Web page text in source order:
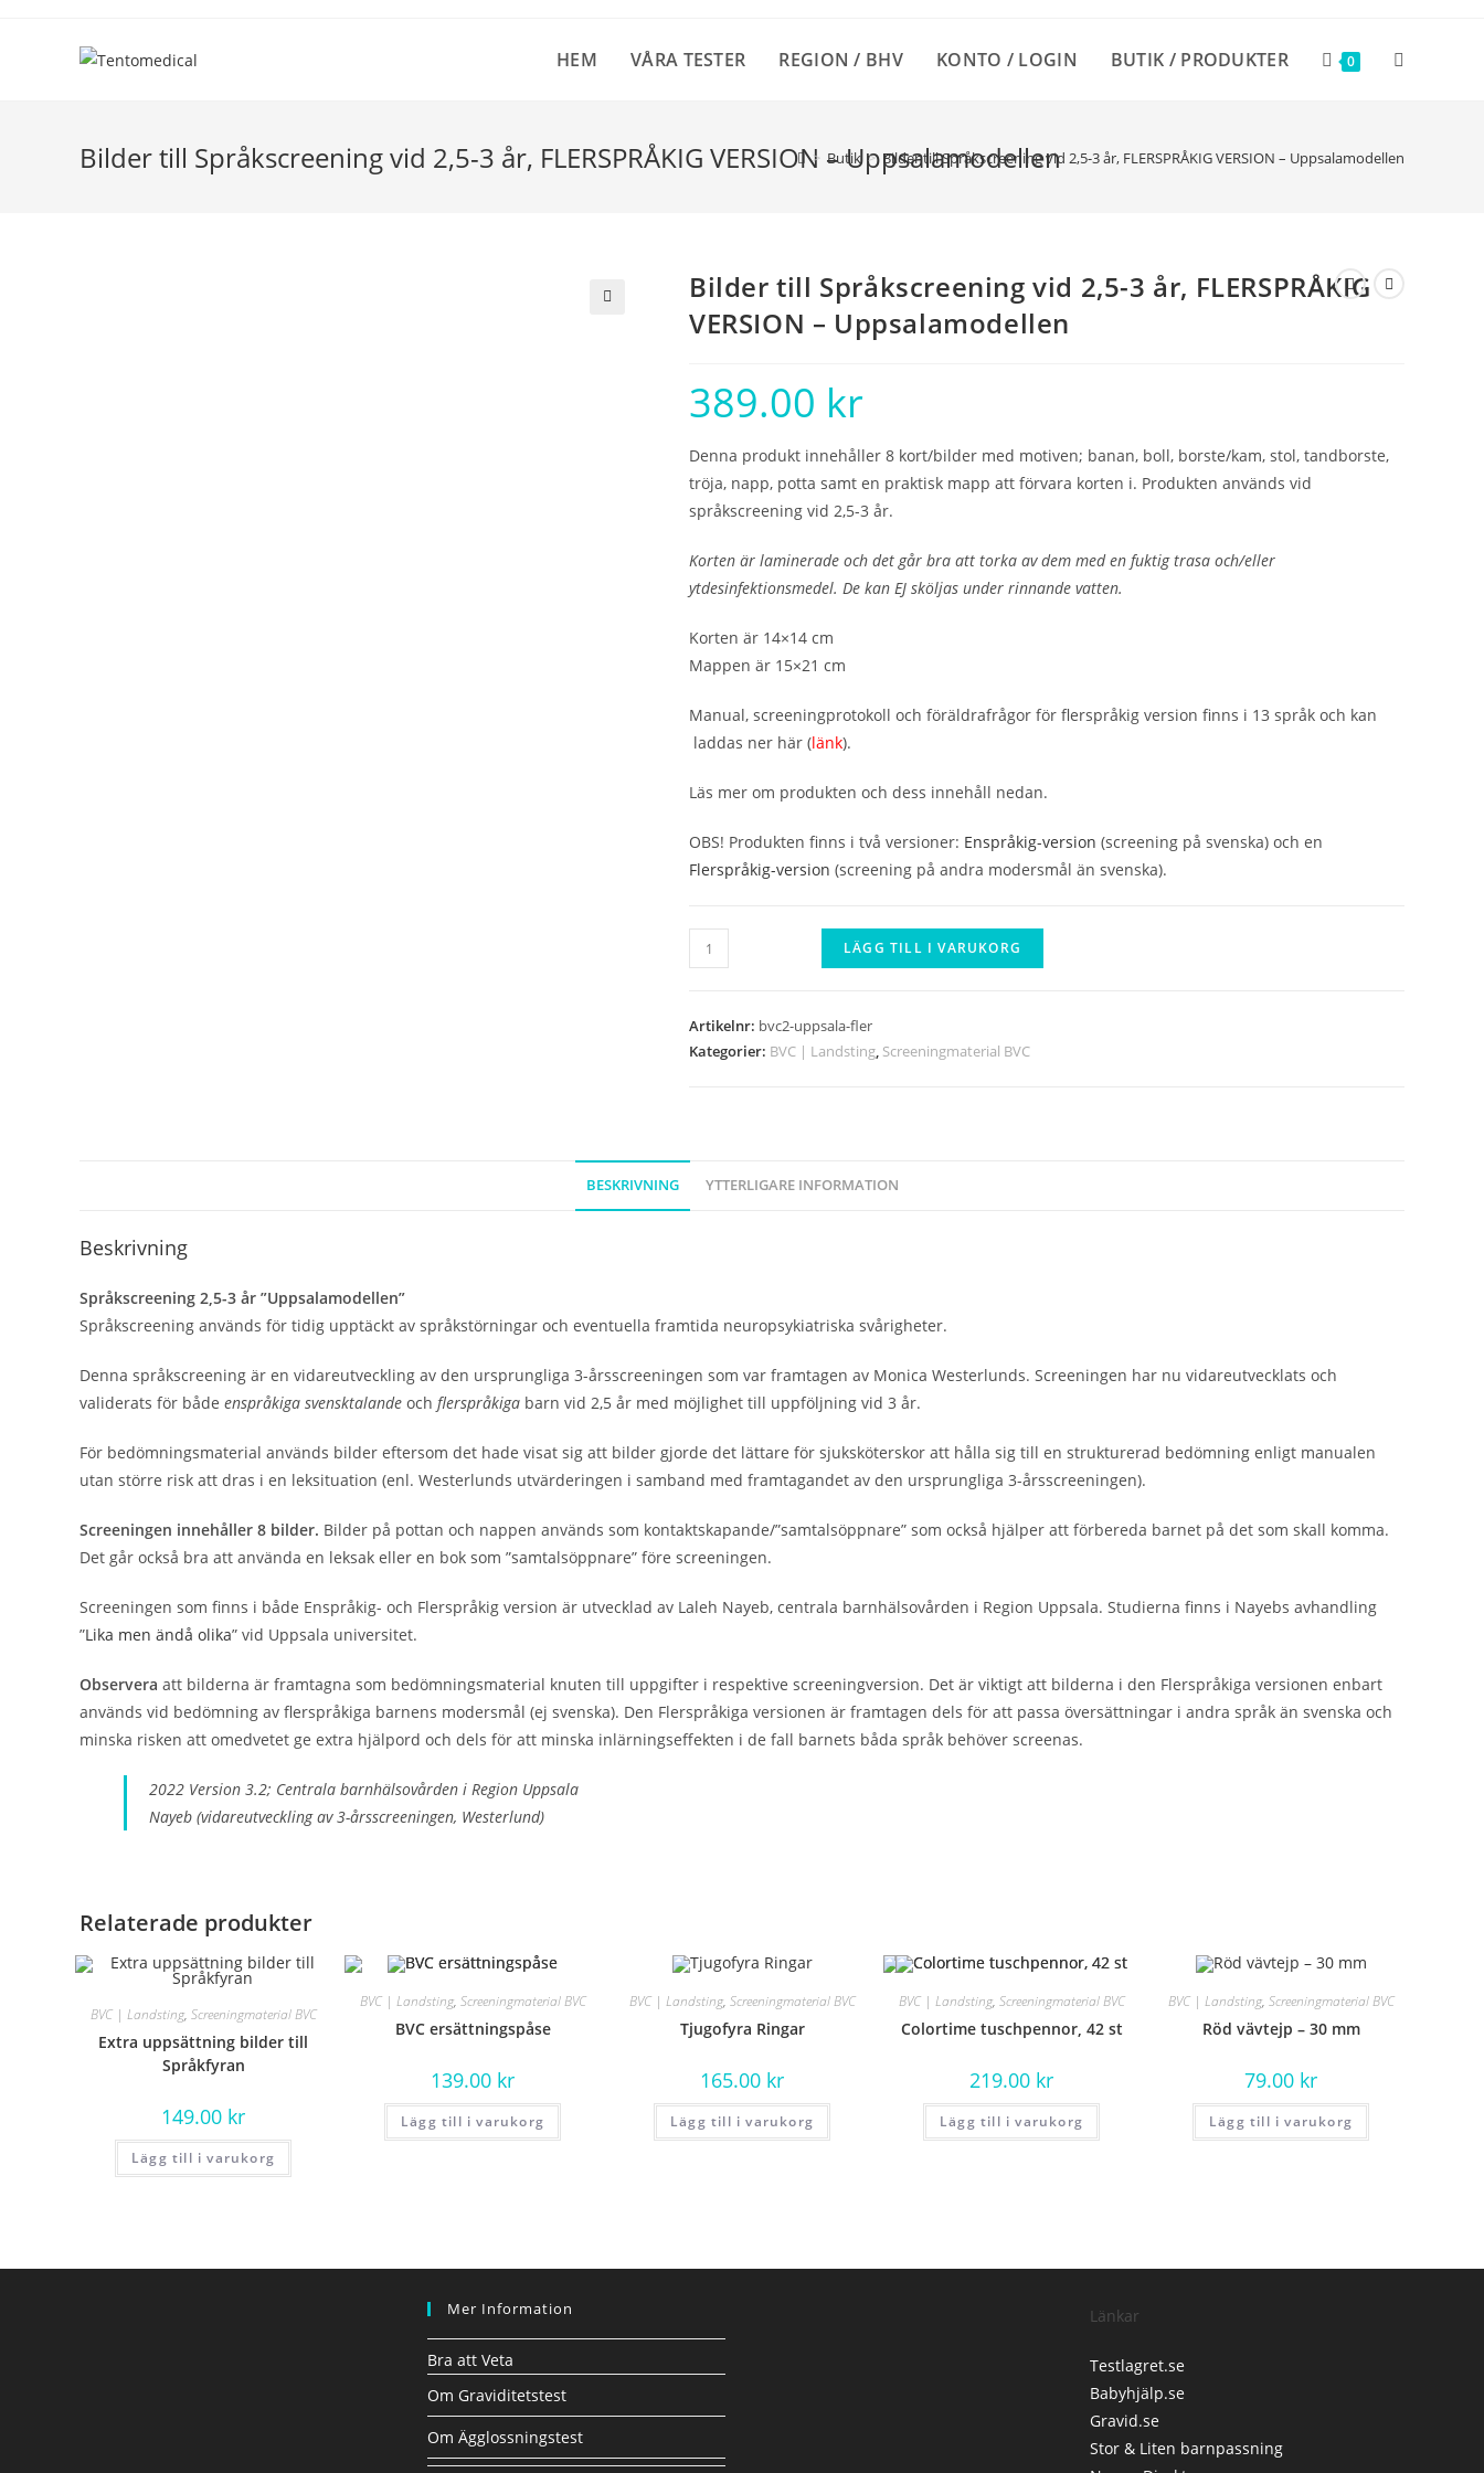
HEM VÅRA TESTER REGION / BHV KONTO / LOGIN BUTIK / PRODUKTER 0 SLÅ
Bilder till Språkscreening vid 2,5-3 år, FLERSPRÅKIG VERSION – Uppsalamodellen
> Butik > Bilder till Språkscreening vid 2,5-3 år, FLERSPRÅKIG VERSION – Uppsalamodellen
Bilder till Språkscreening vid 2,5-3 år, FLERSPRÅKIG
VERSION – Uppsalamodellen
389.00 kr
Denna produkt innehåller 8 kort/bilder med motiven; banan, boll, borste/kam, stol, tandborste,
tröja, napp, potta samt en praktisk mapp att förvara korten i. Produkten används vid
språkscreening vid 2,5-3 år.
Korten är laminerade och det går bra att torka av dem med en fuktig trasa och/eller
ytdesinfektionsmedel. De kan EJ sköljas under rinnande vatten.
Korten är 14×14 cm
Mappen är 15×21 cm
Manual, screeningprotokoll och föräldrafrågor för flerspråkig version finns i 13 språk och kan
laddas ner här (länk).
Läs mer om produkten och dess innehåll nedan.
OBS! Produkten finns i två versioner: Enspråkig-version (screening på svenska) och en
Flerspråkig-version (screening på andra modersmål än svenska).
Bilder
till
vid
2,5-
VERSION
Uppsalamodellen
LÄGG TILL I VARUKORG
Artikelnr: bvc2-uppsala-fler
Kategorier: BVC | Landsting, Screeningmaterial BVC
BESKRIVNING YTTERLIGARE INFORMATION
Beskrivning
Språkscreening 2,5-3 år ”Uppsalamodellen”
Språkscreening används för tidig upptäckt av språkstörningar och eventuella framtida neuropsykiatriska svårigheter.
Denna språkscreening är en vidareutveckling av den ursprungliga 3-årsscreeningen som var framtagen av Monica Westerlunds. Screeningen har nu vidareutvecklats och
validerats för både enspråkiga svensktalande och flerspråkiga barn vid 2,5 år med möjlighet till uppföljning vid 3 år.
För bedömningsmaterial används bilder eftersom det hade visat sig att bilder gjorde det lättare för sjuksköterskor att hålla sig till en strukturerad bedömning enligt manualen
utan större risk att dras i en leksituation (enl. Westerlunds utvärderingen i samband med framtagandet av den ursprungliga 3-årsscreeningen).
Screeningen innehåller 8 bilder. Bilder på pottan och nappen används som kontaktskapande/”samtalsöppnare” som också hjälper att förbereda barnet på det som skall komma.
Det går också bra att använda en leksak eller en bok som ”samtalsöppnare” före screeningen.
Screeningen som finns i både Enspråkig- och Flerspråkig version är utvecklad av Laleh Nayeb, centrala barnhälsovården i Region Uppsala. Studierna finns i Nayebs avhandling
”Lika men ändå olika” vid Uppsala universitet.
Observera att bilderna är framtagna som bedömningsmaterial knuten till uppgifter i respektive screeningversion. Det är viktigt att bilderna i den Flerspråkiga versionen enbart
används vid bedömning av flerspråkiga barnens modersmål (ej svenska). Den Flerspråkiga versionen är framtagen dels för att passa översättningar i andra språk än svenska och
minska risken att omedvetet ge extra hjälpord och dels för att minska inlärningseffekten i de fall barnets båda språk behöver screenas.
2022 Version 3.2; Centrala barnhälsovården i Region Uppsala
Nayeb (vidareutveckling av 3-årsscreeningen, Westerlund)
Relaterade produkter
BVC | Landsting, Screeningmaterial BVC
Extra uppsättning bilder till
Språkfyran
149.00 kr
Lägg till i varukorg
BVC | Landsting, Screeningmaterial BVC
BVC ersättningspåse
139.00 kr
Lägg till i varukorg
BVC | Landsting, Screeningmaterial BVC
Tjugofyra Ringar
165.00 kr
Lägg till i varukorg
BVC | Landsting, Screeningmaterial BVC
Colortime tuschpennor, 42 st
219.00 kr
Lägg till i varukorg
BVC | Landsting, Screeningmaterial BVC
Röd vävtejp – 30 mm
79.00 kr
Lägg till i varukorg
Mer Information
Bra att Veta
Om Graviditetstest
Om Ägglossningstest
Länkar
Testlagret.se
Babyhjälp.se
Gravid.se
Stor & Liten barnpassning